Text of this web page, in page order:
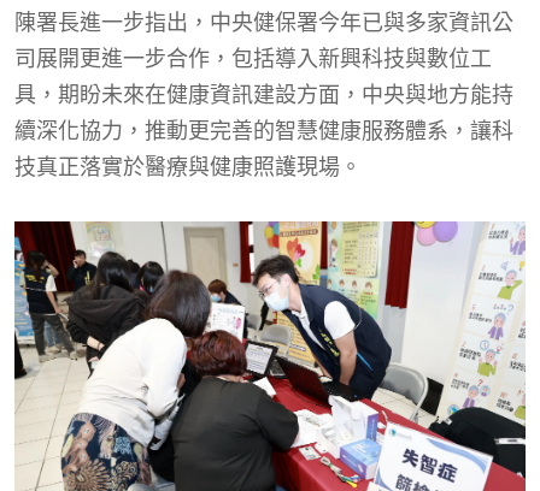
陳署長進一步指出，中央健保署今年已與多家資訊公
司展開更進一步合作，包括導入新興科技與數位工
具，期盼未來在健康資訊建設方面，中央與地方能持
續深化協力，推動更完善的智慧健康服務體系，讓科
技真正落實於醫療與健康照護現場。